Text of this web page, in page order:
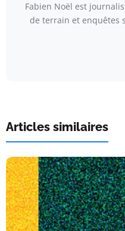
Fabien Noël est
de terrain et enquêtes
Articles similaires